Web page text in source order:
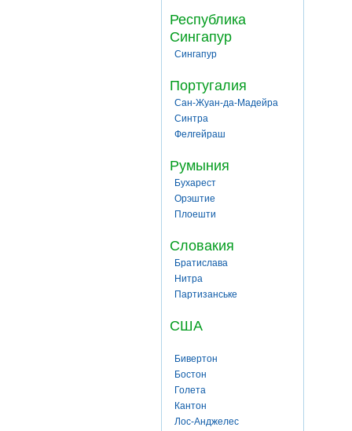
Республика
Сингапур
Сингапур
Португалия
Сан-Жуан-да-Мадейра
Синтра
Фелгейраш
Румыния
Бухарест
Орэштие
Плоешти
Словакия
Братислава
Нитра
Партизанське
США
Бивертон
Бостон
Голета
Кантон
Лос-Анджелес